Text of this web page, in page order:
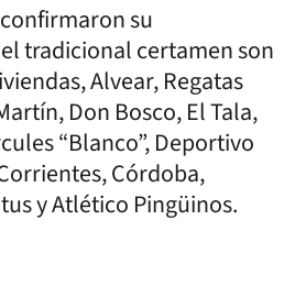
su
tradicional certamen son
Alvear, Regatas
Don Bosco, El Tala,
“Blanco”, Deportivo
Córdoba,
y Atlético Pingüinos.